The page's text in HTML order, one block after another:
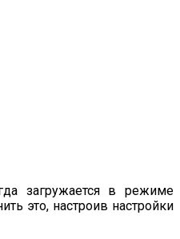
загружается в режиме
это, настроив настройки